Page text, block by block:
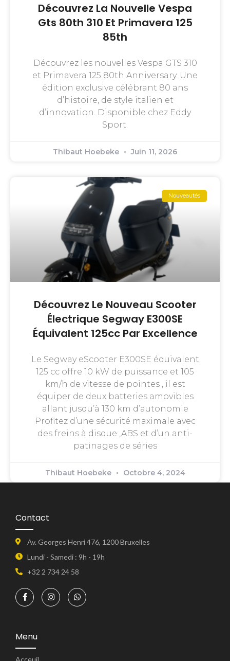
Découvrez La Nouvelle Vespa
Gts 80th 310 Et Primavera 125
85th
Découvrez les nouvelles Vespa GTS 310
et Primavera 125 80th Anniversary. Une
édition exclusive célébrant 80 ans
d’histoire, de style italien et
d’innovation. Disponible chez Eddy
Sport.
Thibaut Hoebeke Juin 11, 2026
Nouveautés
Découvrez Le Nouveau Scooter
Électrique Segway E300SE
Équivalent 125cc Par Excellence
Le Segway eScooter E300SE équivalent
125 cc offre 10 kW de puissance et 105
km/h de vitesse de pointes , il est
équiper de deux batteries amovibles
allant jusqu’à 130 km d’autonomie
Profitez d’une sécurité maximale avec
des freins à disque ,ABS et d’un anti-
patinages de séries
Thibaut Hoebeke Octobre 4, 2024
Contact
Av. Georges Henri 476, 1200 Bruxelles
Lundi - Samedi : 9h - 19h
+32 2 734 24 58
Menu
Acceuil